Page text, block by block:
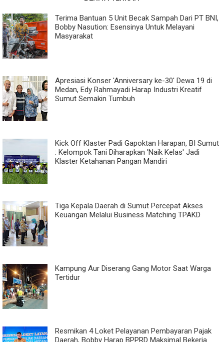
Terima Bantuan 5 Unit Becak Sampah Dari PT BNI,
Bobby Nasution: Esensinya Untuk Melayani
Masyarakat
Apresiasi Konser 'Anniversary ke-30' Dewa 19 di
Medan, Edy Rahmayadi Harap Industri Kreatif
Sumut Semakin Tumbuh
Kick Off Klaster Padi Gapoktan Harapan, BI Sumut
: Kelompok Tani Diharapkan 'Naik Kelas' Jadi
Klaster Ketahanan Pangan Mandiri
Tiga Kepala Daerah di Sumut Percepat Akses
Keuangan Melalui Business Matching TPAKD
Kampung Aur Diserang Gang Motor Saat Warga
Tertidur
Resmikan 4 Loket Pelayanan Pembayaran Pajak
Daerah, Bobby Harap BPPRD Maksimal Bekerja